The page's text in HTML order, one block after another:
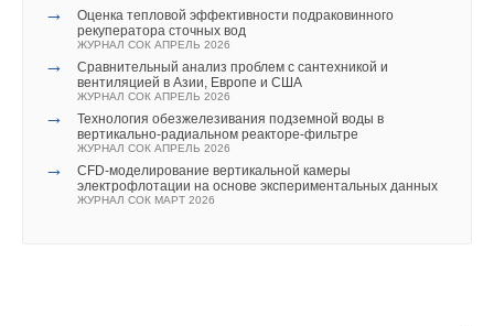
→
Оценка тепловой эффективности подраковинного
рекуператора сточных вод
ЖУРНАЛ СОК АПРЕЛЬ 2026
→
Сравнительный анализ проблем с сантехникой и
вентиляцией в Азии, Европе и США
ЖУРНАЛ СОК АПРЕЛЬ 2026
→
Технология обезжелезивания подземной воды в
вертикально-радиальном реакторе-фильтре
ЖУРНАЛ СОК АПРЕЛЬ 2026
→
CFD-моделирование вертикальной камеры
электрофлотации на основе экспериментальных данных
ЖУРНАЛ СОК МАРТ 2026